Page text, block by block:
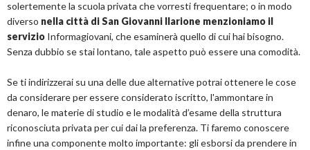
solertemente la scuola privata che vorresti frequentare; o in modo
diverso nella città di San Giovanni Ilarione menzioniamo il
servizio Informagiovani, che esaminerà quello di cui hai bisogno.
Senza dubbio se stai lontano, tale aspetto può essere una comodità.
Se ti indirizzerai su una delle due alternative potrai ottenere le cose
da considerare per essere considerato iscritto, l'ammontare in
denaro, le materie di studio e le modalità d’esame della struttura
riconosciuta privata per cui dai la preferenza. Ti faremo conoscere
infine una componente molto importante: gli esborsi da prendere in